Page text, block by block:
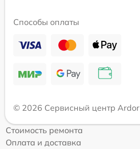
Способы оплаты
© 2026 Сервисный центр Ardor
Стоимость ремонта
Оплата и доставка